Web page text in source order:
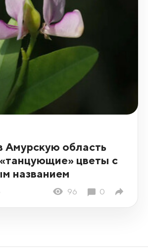
Амурскую область
цветы с
названием
96 0